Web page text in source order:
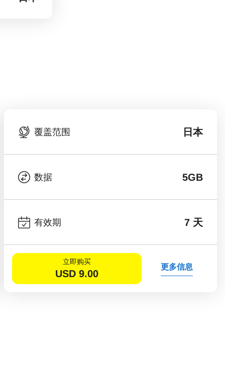
覆盖范围 日本
数据 5GB
有效期 7 天
立即购买
USD 9.00
更多信息